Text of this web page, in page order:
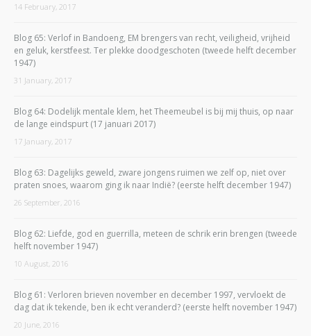
14 February, 2017
Blog 65: Verlof in Bandoeng, EM brengers van recht, veiligheid, vrijheid
en geluk, kerstfeest. Ter plekke doodgeschoten (tweede helft december
1947)
31 January, 2017
Blog 64: Dodelijk mentale klem, het Theemeubel is bij mij thuis, op naar
de lange eindspurt (17 januari 2017)
17 January, 2017
Blog 63: Dagelijks geweld, zware jongens ruimen we zelf op, niet over
praten snoes, waarom ging ik naar Indië? (eerste helft december 1947)
26 September, 2016
Blog 62: Liefde, god en guerrilla, meteen de schrik erin brengen (tweede
helft november 1947)
10 August, 2016
Blog 61: Verloren brieven november en december 1997, vervloekt de
dag dat ik tekende, ben ik echt veranderd? (eerste helft november 1947)
20 June, 2016